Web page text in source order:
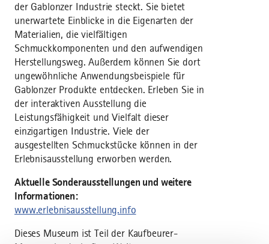
der Gablonzer Industrie steckt. Sie bietet
unerwartete Einblicke in die Eigenarten der
Materialien, die vielfältigen
Schmuckkomponenten und den aufwendigen
Herstellungsweg. Außerdem können Sie dort
ungewöhnliche Anwendungsbeispiele für
Gablonzer Produkte entdecken. Erleben Sie in
der interaktiven Ausstellung die
Leistungsfähigkeit und Vielfalt dieser
einzigartigen Industrie. Viele der
ausgestellten Schmuckstücke können in der
Erlebnisausstellung erworben werden.
Aktuelle Sonderausstellungen und weitere
Informationen:
www.erlebnisausstellung.info
Dieses Museum ist Teil der Kaufbeurer-